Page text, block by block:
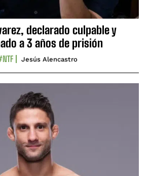
declarado culpable y
a 3 años de prisión
Jesús Alencastro